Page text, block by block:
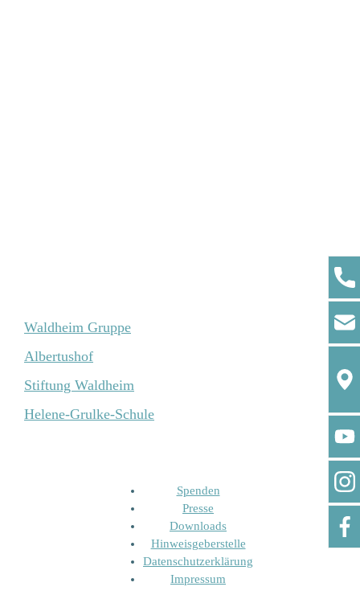
Waldheim Gruppe
Albertushof
Stiftung Waldheim
Helene-Grulke-Schule
Spenden
Presse
Downloads
Hinweisgeberstelle
Datenschutzerklärung
Impressum